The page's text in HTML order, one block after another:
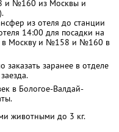
и №160 из Москвы и
из отеля до станции
14:00 для посадки на
в Москву и №158 и №160 в
заранее в отделе
в Бологое-Валдай-
животными до 3 кг.